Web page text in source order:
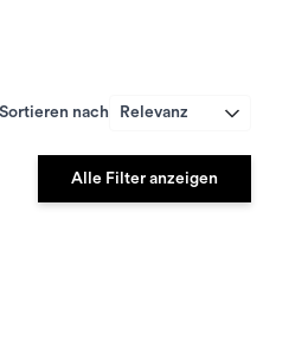
Sortieren nach Relevanz
Alle Filter anzeigen